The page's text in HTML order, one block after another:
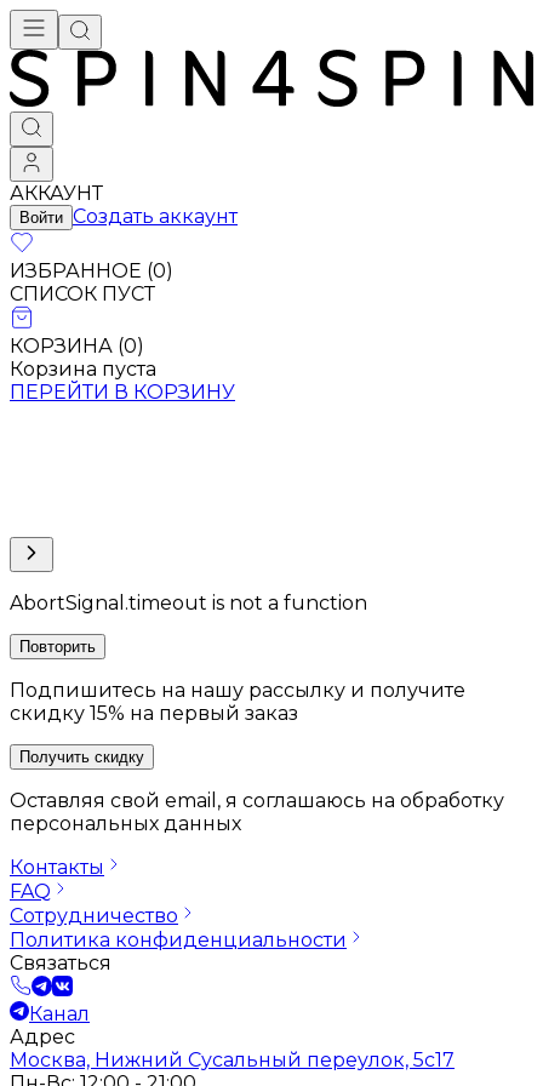
АККАУНТ
Войти Создать аккаунт
ИЗБРАННОЕ (0)
СПИСОК ПУСТ
КОРЗИНА (0)
Корзина пуста
ПЕРЕЙТИ В КОРЗИНУ
AbortSignal.timeout is not a function
Повторить
Подпишитесь на нашу рассылку и получите
скидку 15% на первый заказ
Получить скидку
Оставляя свой email, я соглашаюсь на обработку
персональных данных
Контакты
FAQ
Сотрудничество
Политика конфиденциальности
Связаться
Канал
Адрес
Москва, Нижний Сусальный переулок, 5с17